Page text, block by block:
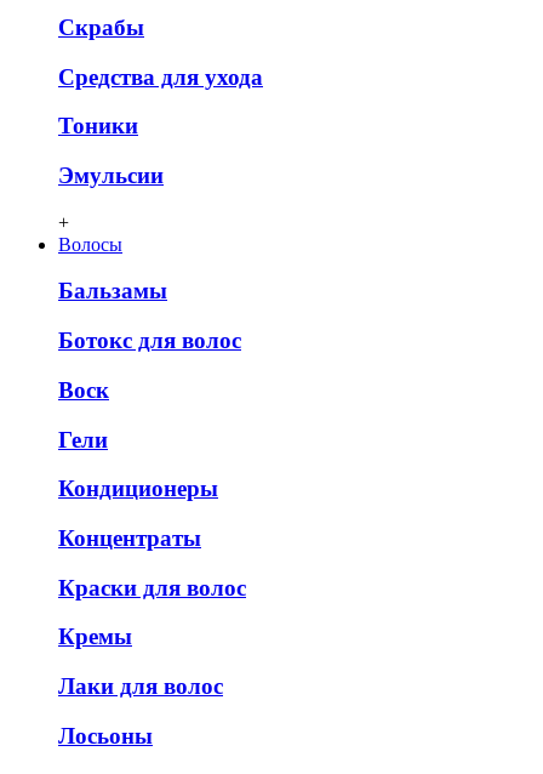
Скрабы
Средства для ухода
Тоники
Эмульсии
+
Волосы
Бальзамы
Ботокс для волос
Воск
Гели
Кондиционеры
Концентраты
Краски для волос
Кремы
Лаки для волос
Лосьоны